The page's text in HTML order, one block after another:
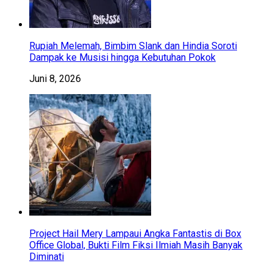
Rupiah Melemah, Bimbim Slank dan Hindia Soroti
Dampak ke Musisi hingga Kebutuhan Pokok
Juni 8, 2026
Project Hail Mery Lampaui Angka Fantastis di Box
Office Global, Bukti Film Fiksi Ilmiah Masih Banyak
Diminati